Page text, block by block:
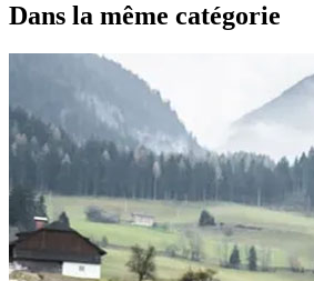
Dans la même catégorie